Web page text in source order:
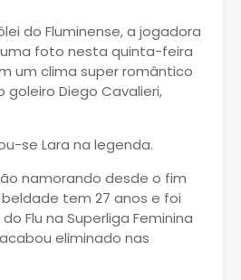
do Fluminense, a jogadora
foto nesta quinta-feira
um clima super romântico
Diego Cavalieri,
se Lara na legenda.
namorando desde o fim
tem 27 anos e foi
Flu na Superliga Feminina
eliminado nas